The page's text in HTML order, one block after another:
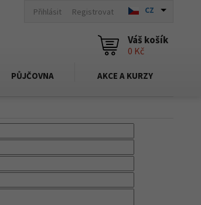
Přihlásit Registrovat CZ
Váš košík
0 Kč
PŮJČOVNA AKCE A KURZY